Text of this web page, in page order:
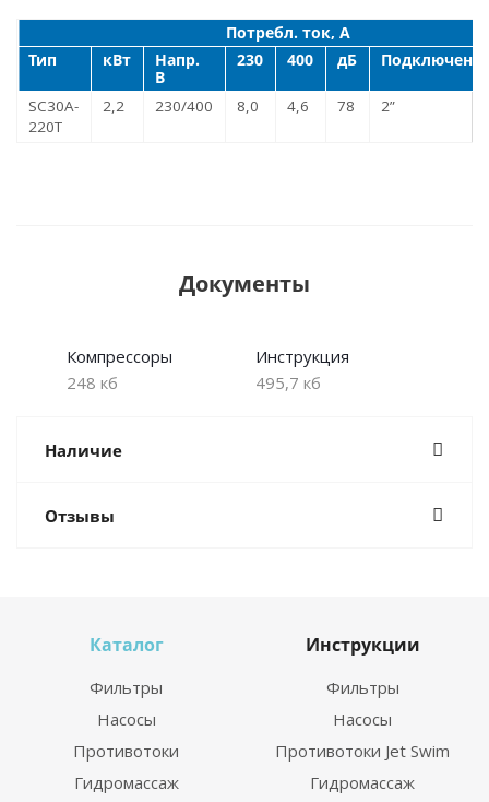
Потребл. ток, А
Тип
кВт
Напр.
В
230 400 дБ
SC30A-
220T
2,2 230/400 8,0 4,6 78 2”
Документы
Компрессоры
248 кб
Инструкция
495,7 кб
Наличие
Отзывы
Каталог
Фильтры
Насосы
Противотоки
Гидромассаж
Инструкции
Фильтры
Насосы
Противотоки Jet Swim
Гидромассаж